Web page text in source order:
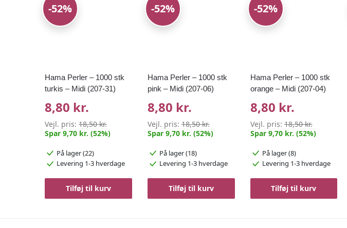
-52%
Hama Perler – 1000 stk
turkis – Midi (207-31)
8,80 kr.
Vejl. pris:18,50 kr.
Spar 9,70 kr. (52%)
På lager (22)
Levering 1-3 hverdage
Tilføj til kurv
-52%
Hama Perler – 1000 stk
pink – Midi (207-06)
8,80 kr.
Vejl. pris:18,50 kr.
Spar 9,70 kr. (52%)
På lager (18)
Levering 1-3 hverdage
Tilføj til kurv
-52%
Hama Perler – 1000 stk
orange – Midi (207-04)
8,80 kr.
Vejl. pris:18,50 kr.
Spar 9,70 kr. (52%)
På lager (8)
Levering 1-3 hverdage
Tilføj til kurv